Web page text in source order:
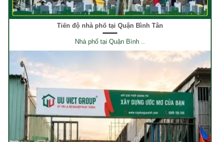
Tiến độ nhà phố tại Quận Bình Tân
Nhà phố tại Quận Bình ..